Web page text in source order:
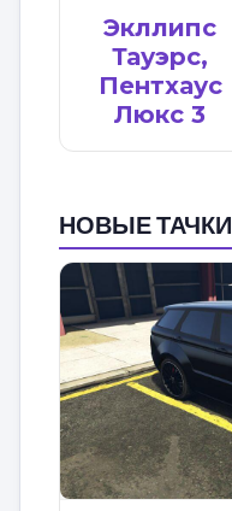
Экллипс
Тауэрс,
Пентхаус
Люкс 3
НОВЫЕ ТАЧКИ